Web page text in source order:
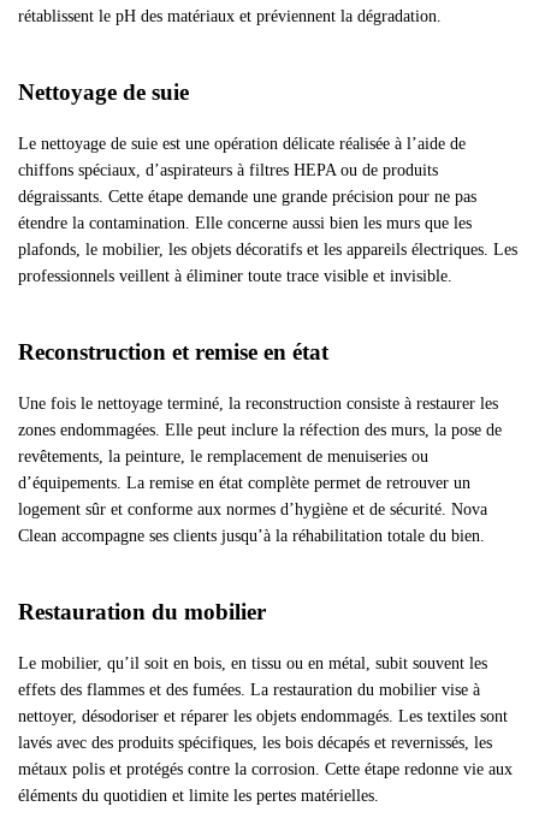
rétablissent le pH des matériaux et préviennent la dégradation.
Nettoyage de suie
Le nettoyage de suie est une opération délicate réalisée à l’aide de
chiffons spéciaux, d’aspirateurs à filtres HEPA ou de produits
dégraissants. Cette étape demande une grande précision pour ne pas
étendre la contamination. Elle concerne aussi bien les murs que les
plafonds, le mobilier, les objets décoratifs et les appareils électriques. Les
professionnels veillent à éliminer toute trace visible et invisible.
Reconstruction et remise en état
Une fois le nettoyage terminé, la reconstruction consiste à restaurer les
zones endommagées. Elle peut inclure la réfection des murs, la pose de
revêtements, la peinture, le remplacement de menuiseries ou
d’équipements. La remise en état complète permet de retrouver un
logement sûr et conforme aux normes d’hygiène et de sécurité. Nova
Clean accompagne ses clients jusqu’à la réhabilitation totale du bien.
Restauration du mobilier
Le mobilier, qu’il soit en bois, en tissu ou en métal, subit souvent les
effets des flammes et des fumées. La restauration du mobilier vise à
nettoyer, désodoriser et réparer les objets endommagés. Les textiles sont
lavés avec des produits spécifiques, les bois décapés et revernissés, les
métaux polis et protégés contre la corrosion. Cette étape redonne vie aux
éléments du quotidien et limite les pertes matérielles.